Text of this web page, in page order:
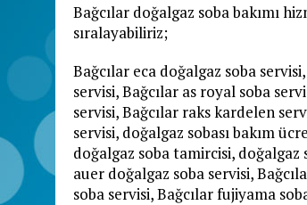
Bağcılar doğalgaz soba bakımı
sıralayabiliriz;
Bağcılar eca doğalgaz soba
servisi, Bağcılar as royal soba
servisi, Bağcılar raks kardelen
servisi, doğalgaz sobası bakım
doğalgaz soba tamircisi, doğalgaz
auer doğalgaz soba servisi,
soba servisi, Bağcılar fujiyama